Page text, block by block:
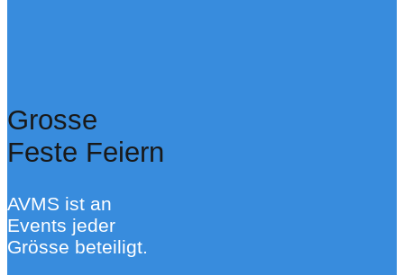
Grosse
Feste Feiern
AVMS ist an
Events jeder
Grösse beteiligt.